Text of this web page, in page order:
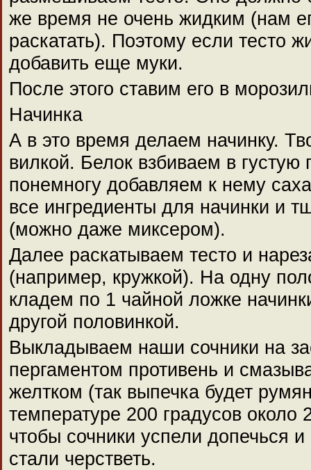
же время не очень жидким (нам
раскатать). Поэтому если тесто
добавить еще муки.
После этого ставим его в
Начинка
А в это время делаем начинку.
вилкой. Белок взбиваем в густую
понемногу добавляем к нему
все ингредиенты для начинки и
(можно даже миксером).
Далее раскатываем тесто и
(например, кружкой). На одну
кладем по 1 чайной ложке
другой половинкой.
Выкладываем наши сочники на
пергаментом противень и
желтком (так выпечка будет
температуре 200 градусов около
чтобы сочники успели допечься
стали черстветь.